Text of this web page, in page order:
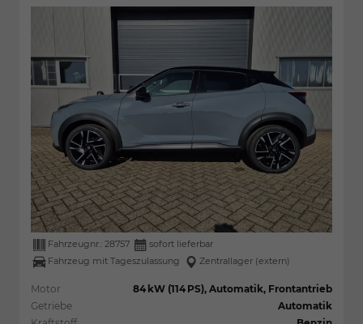
Fahrzeugnr.: 28757
sofort lieferbar
Fahrzeug mit Tageszulassung
Zentrallager (extern)
Motor
84 kW (114 PS), Automatik, Frontantrieb
Getriebe
Automatik